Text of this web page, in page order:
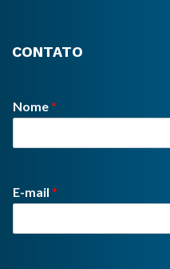
CONTATO
Nome*
E-mail *